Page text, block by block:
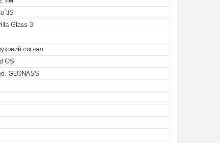
3S
Glass 3
сигнал
OS
GLONASS